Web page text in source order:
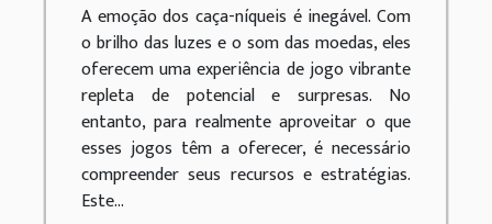
níqueis
A emoção dos caça-níqueis é inegável. Com
o brilho das luzes e o som das moedas, eles
oferecem uma experiência de jogo vibrante
repleta de potencial e surpresas. No
entanto, para realmente aproveitar o que
esses jogos têm a oferecer, é necessário
compreender seus recursos e estratégias.
Este...